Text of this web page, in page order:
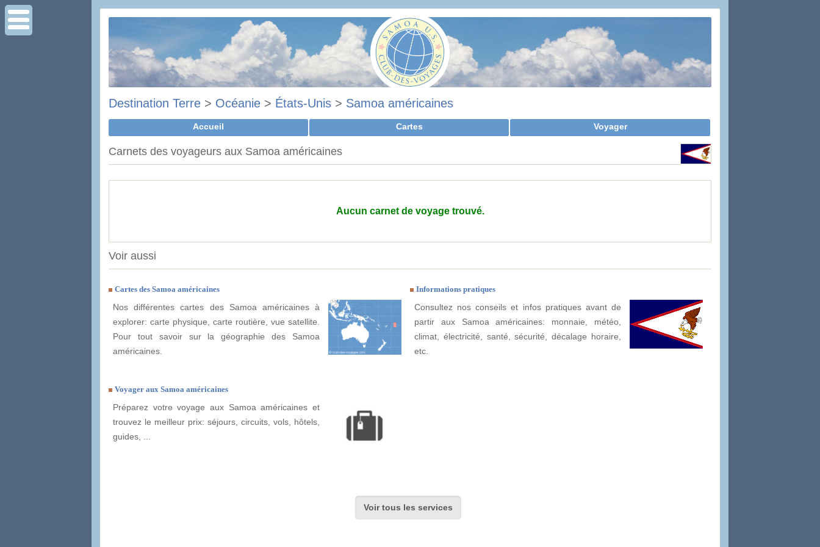
Destination Terre > Océanie > États-Unis > Samoa américaines
Accueil Cartes Voyager
Carnets des voyageurs aux Samoa américaines
Aucun carnet de voyage trouvé.
Voir aussi
Cartes des Samoa américaines
Nos différentes cartes des Samoa américaines à
explorer: carte physique, carte routière, vue satellite.
Pour tout savoir sur la géographie des Samoa
américaines.
Informations pratiques
Consultez nos conseils et infos pratiques avant de
partir aux Samoa américaines: monnaie, météo,
climat, électricité, santé, sécurité, décalage horaire,
etc.
Voyager aux Samoa américaines
Préparez votre voyage aux Samoa américaines et
trouvez le meilleur prix: séjours, circuits, vols, hôtels,
guides, ...
Voir tous les services